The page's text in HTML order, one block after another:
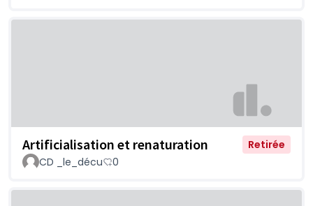
Artificialisation et renaturation
Retirée
CD _le_décu
0